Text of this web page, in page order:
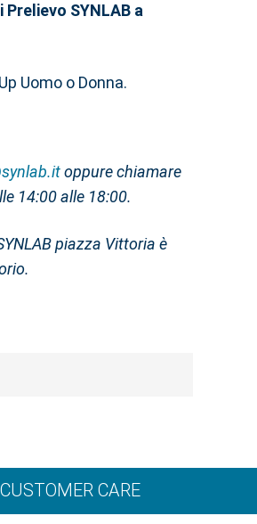
Prelievo SYNLAB a
Uomo o Donna.
oppure chiamare
14:00 alle 18:00.
piazza Vittoria è
CUSTOMER CARE